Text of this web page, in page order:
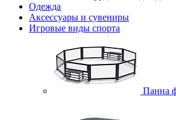
Одежда
Аксессуары и сувениры
Игровые виды спорта
Панна